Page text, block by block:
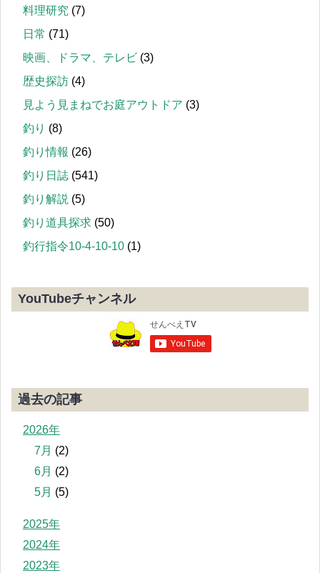
料理研究 (7)
日常 (71)
映画、ドラマ、テレビ (3)
歴史探訪 (4)
見よう見まねでお庭アウトドア (3)
釣り (8)
釣り情報 (26)
釣り日誌 (541)
釣り解説 (5)
釣り道具探求 (50)
釣行指令10-4-10-10 (1)
YouTubeチャンネル
過去の記事
2026年
7月 (2)
6月 (2)
5月 (5)
2025年
2024年
2023年